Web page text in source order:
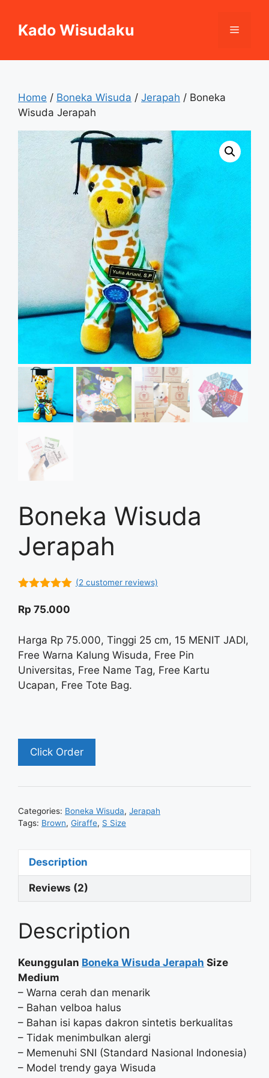
contentKado Wisudaku Menu
Home / Boneka Wisuda / Jerapah / Boneka
Wisuda Jerapah
Boneka Wisuda
Jerapah
5
(2 customer reviews)
Rp 75.000
Harga Rp 75.000, Tinggi 25 cm, 15 MENIT JADI,
Free Warna Kalung Wisuda, Free Pin
Universitas, Free Name Tag, Free Kartu
Ucapan, Free Tote Bag.
Click Order
Categories: Boneka Wisuda, Jerapah
Tags: Brown, Giraffe, S Size
Description
Reviews (2)
Description
Keunggulan Boneka Wisuda Jerapah Size
Medium
– Warna cerah dan menarik
– Bahan velboa halus
– Bahan isi kapas dakron sintetis berkualitas
– Tidak menimbulkan alergi
– Memenuhi SNI (Standard Nasional Indonesia)
– Model trendy gaya Wisuda